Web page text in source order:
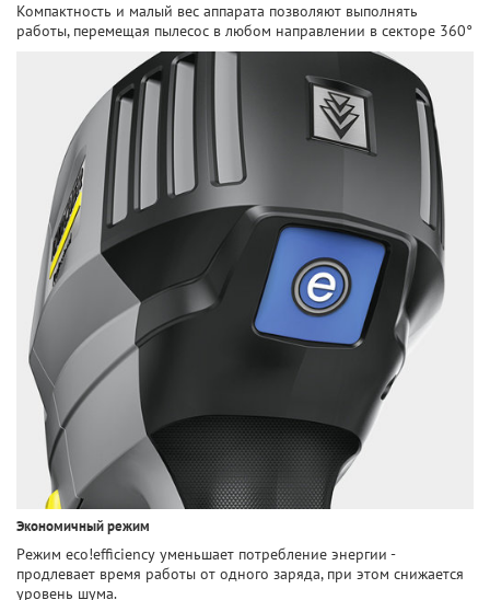
Компактность и малый вес аппарата позволяют выполнять
работы, перемещая пылесос в любом направлении в секторе 360°
Экономичный режим
Режим eco!efficiency уменьшает потребление энергии -
продлевает время работы от одного заряда, при этом снижается
уровень шума.